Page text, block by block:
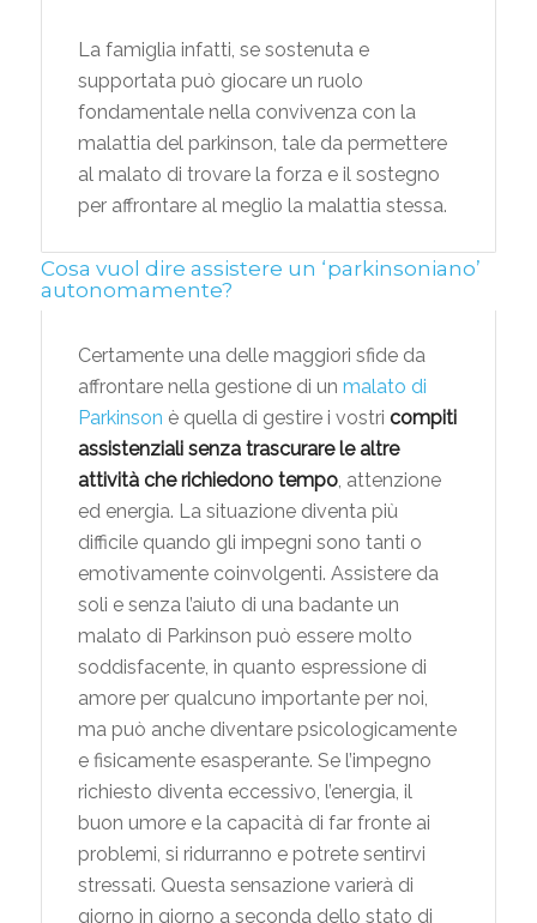
La famiglia infatti, se sostenuta e
supportata può giocare un ruolo
fondamentale nella convivenza con la
malattia del parkinson, tale da permettere
al malato di trovare la forza e il sostegno
per affrontare al meglio la malattia stessa.
Cosa vuol dire assistere un ‘parkinsoniano’
autonomamente?
Certamente una delle maggiori sfide da
affrontare nella gestione di un malato di
Parkinson è quella di gestire i vostri compiti
assistenziali senza trascurare le altre
attività che richiedono tempo, attenzione
ed energia. La situazione diventa più
difficile quando gli impegni sono tanti o
emotivamente coinvolgenti. Assistere da
soli e senza l’aiuto di una badante un
malato di Parkinson può essere molto
soddisfacente, in quanto espressione di
amore per qualcuno importante per noi,
ma può anche diventare psicologicamente
e fisicamente esasperante. Se l’impegno
richiesto diventa eccessivo, l’energia, il
buon umore e la capacità di far fronte ai
problemi, si ridurranno e potrete sentirvi
stressati. Questa sensazione varierà di
giorno in giorno a seconda dello stato di